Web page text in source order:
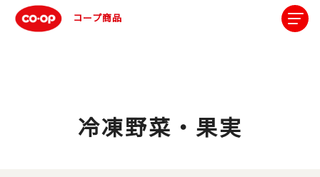
コープ商品
冷凍野菜・果実